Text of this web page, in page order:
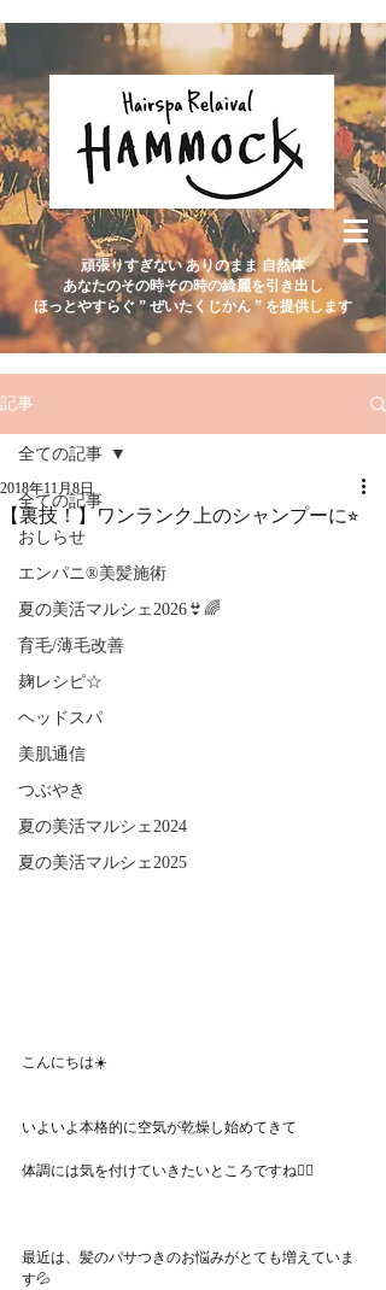
頑張りすぎない ありのまま 自然体
あなたのその時その時の綺麗を引き出し
ほっとやすらぐ ” ぜいたくじかん ” を提供します
記事
全ての記事
おしらせ
エンパニ®美髪施術
夏の美活マルシェ2026👙🌈
育毛/薄毛改善
麹レシピ☆
ヘッドスパ
美肌通信
つぶやき
夏の美活マルシェ2024
夏の美活マルシェ2025
全ての記事
【裏技！】ワンランク上のシャンプーに⭐︎
2018年11月8日
こんにちは☀️
いよいよ本格的に空気が乾燥し始めてきて
体調には気を付けていきたいところですね🙇‍♀️
最近は、髪のパサつきのお悩みがとても増えていま
す💦